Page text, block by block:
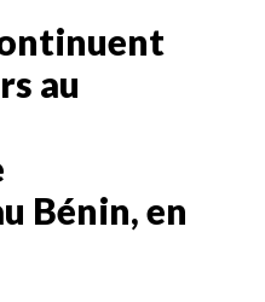
au
Bénin, en